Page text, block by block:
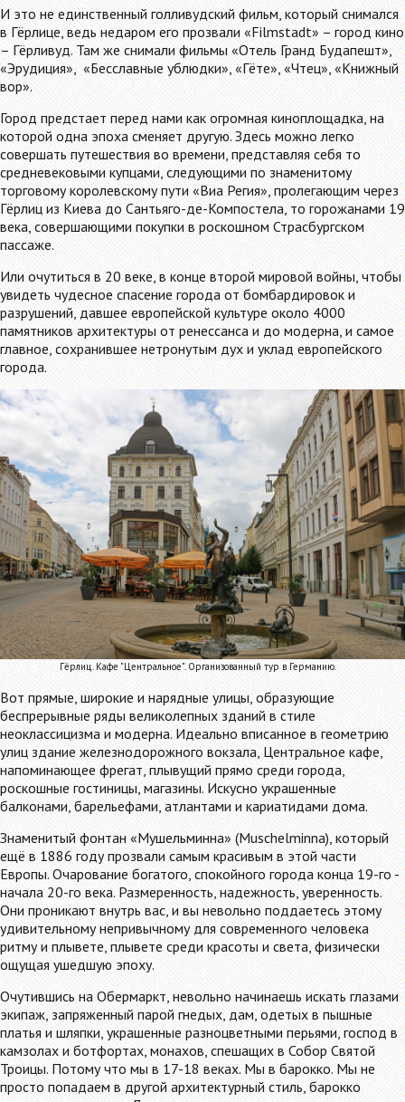
И это не единственный голливудский фильм, который снимался
в Гёрлице, ведь недаром его прозвали «Filmstadt» – город кино
– Гёрливуд. Там же снимали фильмы «Отель Гранд Будапешт»,
«Эрудиция», «Бесславные ублюдки», «Гёте», «Чтец», «Книжный
вор».
Город предстает перед нами как огромная киноплощадка, на
которой одна эпоха сменяет другую. Здесь можно легко
совершать путешествия во времени, представляя себя то
средневековыми купцами, следующими по знаменитому
торговому королевскому пути «Виа Регия», пролегающим через
Гёрлиц из Киева до Сантьяго-де-Компостела, то горожанами 19
века, совершающими покупки в роскошном Страсбургском
пассаже.
Или очутиться в 20 веке, в конце второй мировой войны, чтобы
увидеть чудесное спасение города от бомбардировок и
разрушений, давшее европейской культуре около 4000
памятников архитектуры от ренессанса и до модерна, и самое
главное, сохранившее нетронутым дух и уклад европейского
города.
Гёрлиц. Кафе "Центральное". Организованный тур в Германию.
Вот прямые, широкие и нарядные улицы, образующие
беспрерывные ряды великолепных зданий в стиле
неоклассицизма и модерна. Идеально вписанное в геометрию
улиц здание железнодорожного вокзала, Центральное кафе,
напоминающее фрегат, плывущий прямо среди города,
роскошные гостиницы, магазины. Искусно украшенные
балконами, барельефами, атлантами и кариатидами дома.
Знаменитый фонтан «Мушельминна» (Muschelminna), который
ещё в 1886 году прозвали самым красивым в этой части
Европы. Очарование богатого, спокойного города конца 19-го -
начала 20-го века. Размеренность, надежность, уверенность.
Они проникают внутрь вас, и вы невольно поддаетесь этому
удивительному непривычному для современного человека
ритму и плывете, плывете среди красоты и света, физически
ощущая ушедшую эпоху.
Очутившись на Обермаркт, невольно начинаешь искать глазами
экипаж, запряженный парой гнедых, дам, одетых в пышные
платья и шляпки, украшенные разноцветными перьями, господ в
камзолах и ботфортах, монахов, спешащих в Собор Святой
Троицы. Потому что мы в 17-18 веках. Мы в барокко. Мы не
просто попадаем в другой архитектурный стиль, барокко